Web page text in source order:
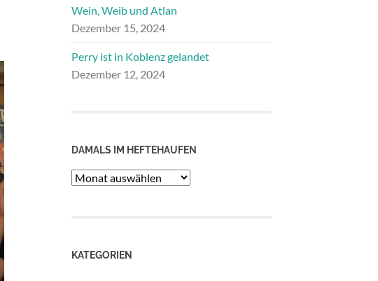
Wein, Weib und Atlan
Dezember 15, 2024
Perry ist in Koblenz gelandet
Dezember 12, 2024
DAMALS IM HEFTEHAUFEN
Damals
KATEGORIEN